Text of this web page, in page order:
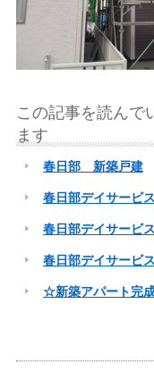
この記事を読んで
ます
春日部 新築戸建
春日部デイサービス
春日部デイサービス
春日部デイサービス
☆新築アパート完